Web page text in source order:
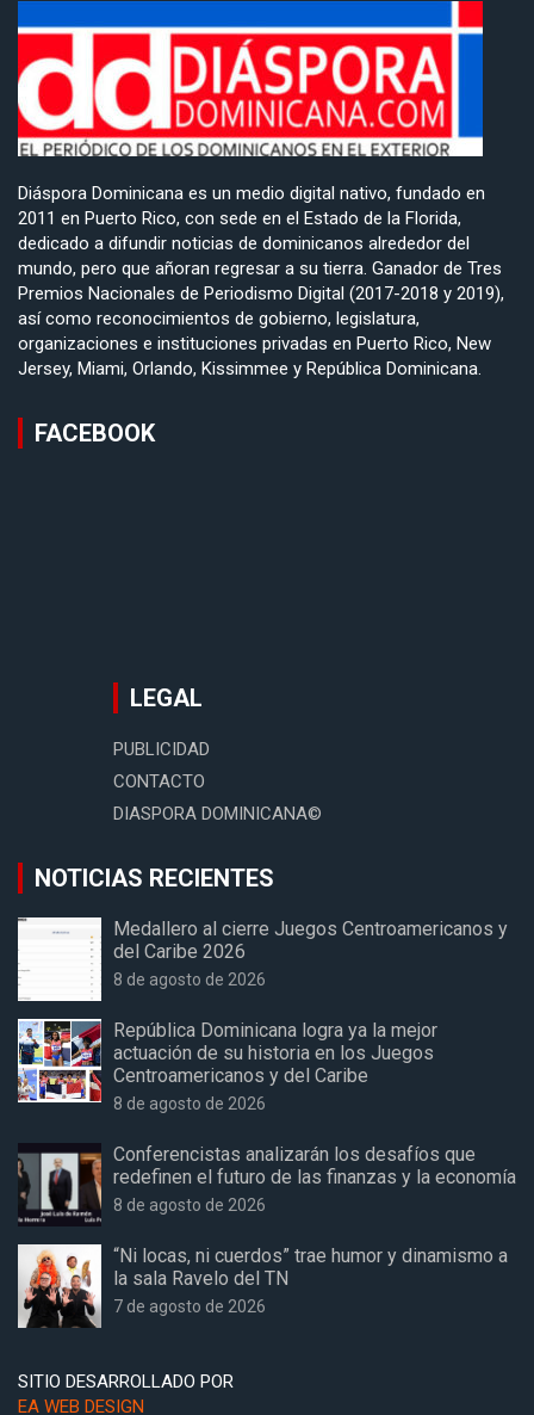
Diáspora Dominicana es un medio digital nativo, fundado en
2011 en Puerto Rico, con sede en el Estado de la Florida,
dedicado a difundir noticias de dominicanos alrededor del
mundo, pero que añoran regresar a su tierra. Ganador de Tres
Premios Nacionales de Periodismo Digital (2017-2018 y 2019),
así como reconocimientos de gobierno, legislatura,
organizaciones e instituciones privadas en Puerto Rico, New
Jersey, Miami, Orlando, Kissimmee y República Dominicana.
FACEBOOK
LEGAL
PUBLICIDAD
CONTACTO
DIASPORA DOMINICANA©
NOTICIAS RECIENTES
Medallero al cierre Juegos Centroamericanos y
del Caribe 2026
8 de agosto de 2026
República Dominicana logra ya la mejor
actuación de su historia en los Juegos
Centroamericanos y del Caribe
8 de agosto de 2026
Conferencistas analizarán los desafíos que
redefinen el futuro de las finanzas y la economía
8 de agosto de 2026
“Ni locas, ni cuerdos” trae humor y dinamismo a
la sala Ravelo del TN
7 de agosto de 2026
SITIO DESARROLLADO POR
EA WEB DESIGN